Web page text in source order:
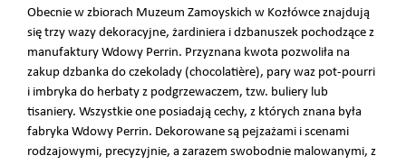
Obecnie w zbiorach Muzeum Zamoyskich w Kozłówce znajdują
się trzy wazy dekoracyjne, żardiniera i dzbanuszek pochodzące z
manufaktury Wdowy Perrin. Przyznana kwota pozwoliła na
zakup dzbanka do czekolady (chocolatière), pary waz pot-pourri
i imbryka do herbaty z podgrzewaczem, tzw. buliery lub
tisaniery. Wszystkie one posiadają cechy, z których znana była
fabryka Wdowy Perrin. Dekorowane są pejzażami i scenami
rodzajowymi, precyzyjnie, a zarazem swobodnie malowanymi, z